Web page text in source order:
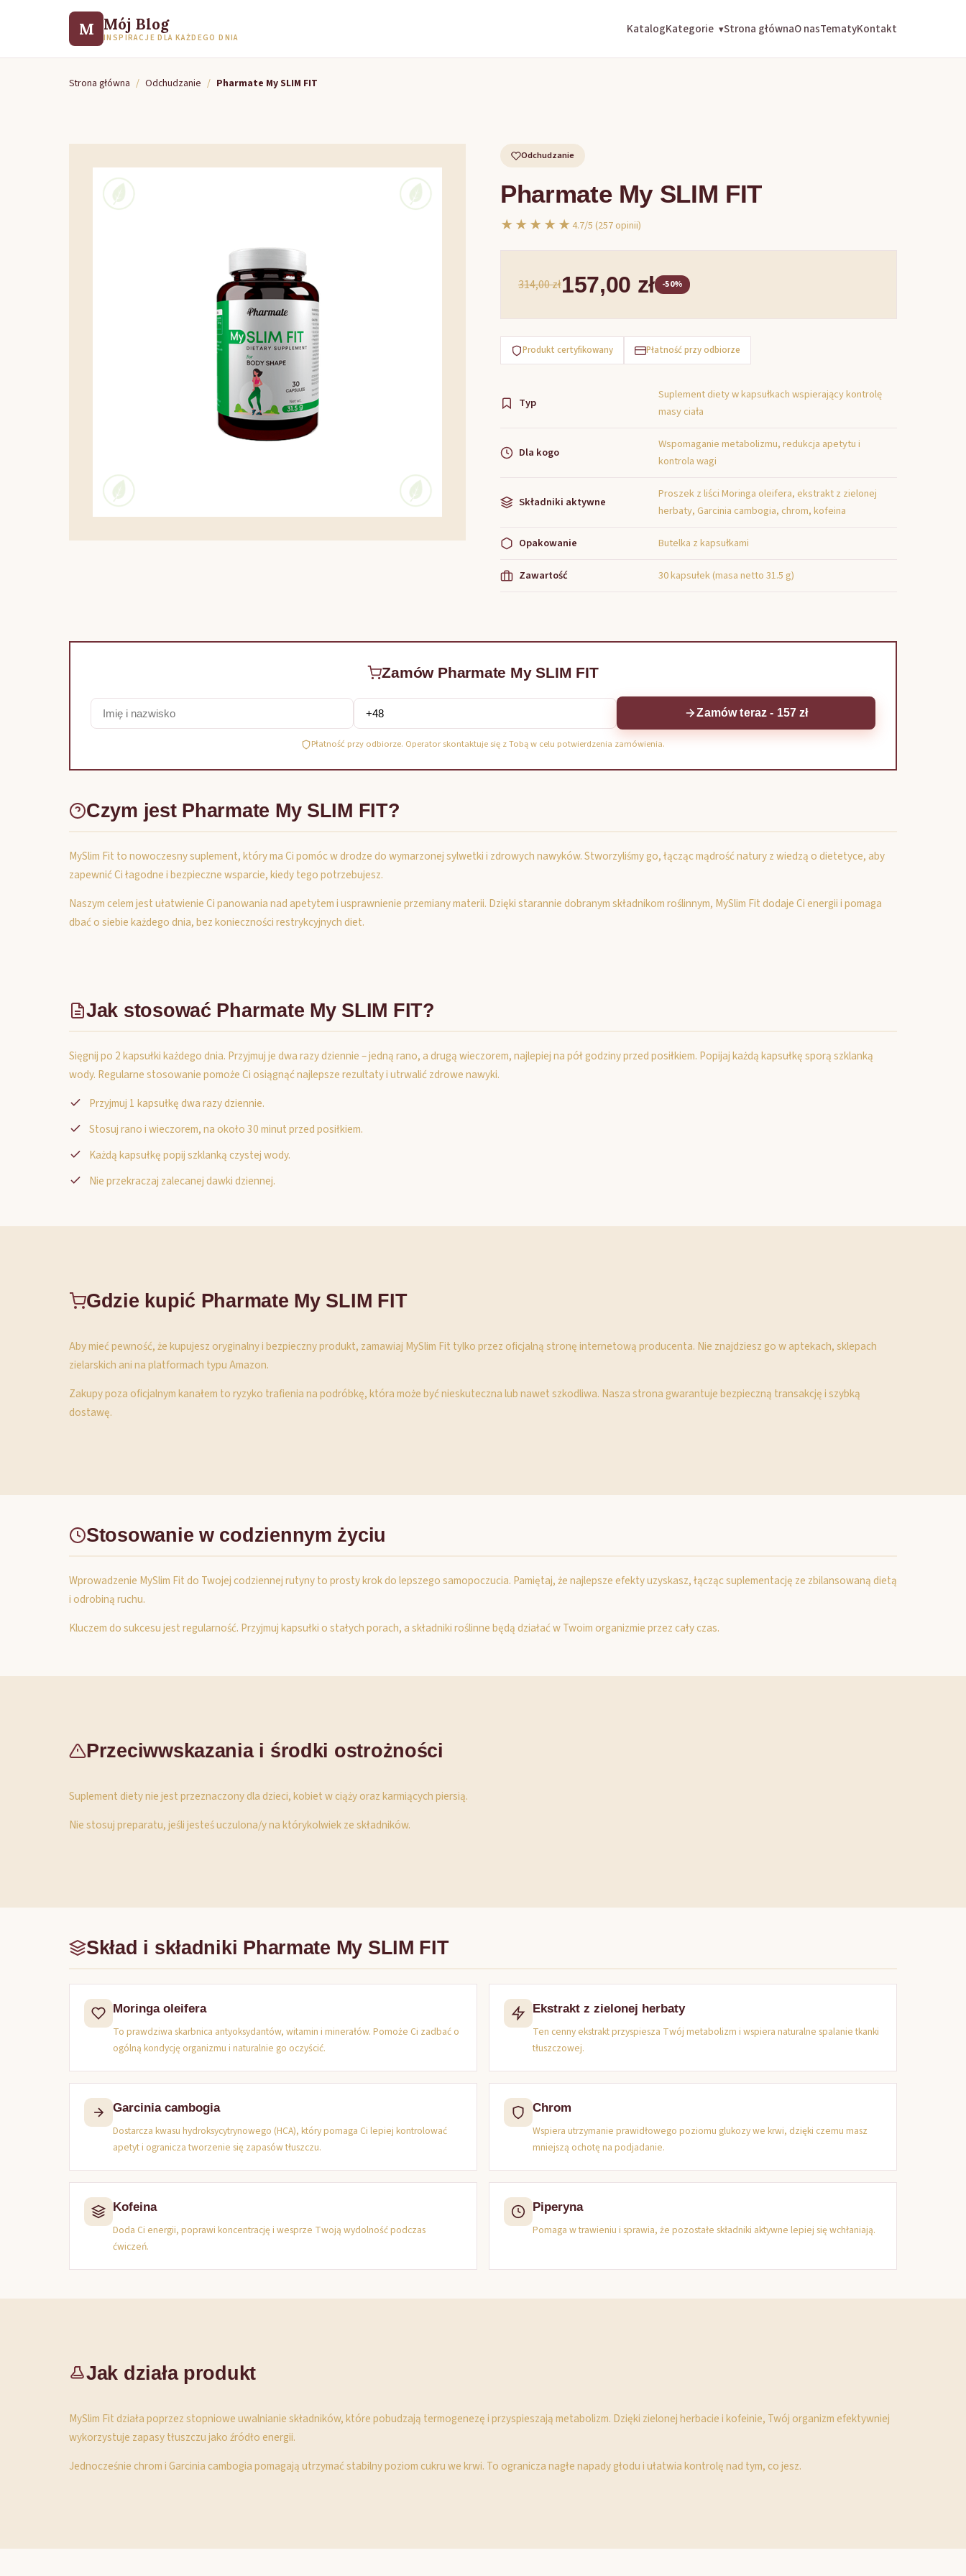
M Mój Blog
INSPIRACJE DLA KAŻDEGO DNIA
KatalogKategorie ▾Strona głównaO nasTematyKontakt
Strona główna / Odchudzanie / Pharmate My SLIM FIT
Odchudzanie
Pharmate My SLIM FIT
★★★★★4.7/5 (257 opinii)
314,00 zł157,00 zł -50%
Produkt certyfikowany Płatność przy odbiorze
Typ
Suplement diety w kapsułkach wspierający kontrolę
masy ciała
Dla kogo
Wspomaganie metabolizmu, redukcja apetytu i
kontrola wagi
Składniki aktywne
Proszek z liści Moringa oleifera, ekstrakt z zielonej
herbaty, Garcinia cambogia, chrom, kofeina
Opakowanie Butelka z kapsułkami
Zawartość 30 kapsułek (masa netto 31.5 g)
Zamów Pharmate My SLIM FIT
Zamów teraz - 157 zł
Płatność przy odbiorze. Operator skontaktuje się z Tobą w celu potwierdzenia zamówienia.
Czym jest Pharmate My SLIM FIT?
MySlim Fit to nowoczesny suplement, który ma Ci pomóc w drodze do wymarzonej sylwetki i zdrowych nawyków. Stworzyliśmy go, łącząc mądrość natury z wiedzą o dietetyce, aby
zapewnić Ci łagodne i bezpieczne wsparcie, kiedy tego potrzebujesz.
Naszym celem jest ułatwienie Ci panowania nad apetytem i usprawnienie przemiany materii. Dzięki starannie dobranym składnikom roślinnym, MySlim Fit dodaje Ci energii i pomaga
dbać o siebie każdego dnia, bez konieczności restrykcyjnych diet.
Jak stosować Pharmate My SLIM FIT?
Sięgnij po 2 kapsułki każdego dnia. Przyjmuj je dwa razy dziennie – jedną rano, a drugą wieczorem, najlepiej na pół godziny przed posiłkiem. Popijaj każdą kapsułkę sporą szklanką
wody. Regularne stosowanie pomoże Ci osiągnąć najlepsze rezultaty i utrwalić zdrowe nawyki.
Przyjmuj 1 kapsułkę dwa razy dziennie.
Stosuj rano i wieczorem, na około 30 minut przed posiłkiem.
Każdą kapsułkę popij szklanką czystej wody.
Nie przekraczaj zalecanej dawki dziennej.
Gdzie kupić Pharmate My SLIM FIT
Aby mieć pewność, że kupujesz oryginalny i bezpieczny produkt, zamawiaj MySlim Fit tylko przez oficjalną stronę internetową producenta. Nie znajdziesz go w aptekach, sklepach
zielarskich ani na platformach typu Amazon.
Zakupy poza oficjalnym kanałem to ryzyko trafienia na podróbkę, która może być nieskuteczna lub nawet szkodliwa. Nasza strona gwarantuje bezpieczną transakcję i szybką
dostawę.
Stosowanie w codziennym życiu
Wprowadzenie MySlim Fit do Twojej codziennej rutyny to prosty krok do lepszego samopoczucia. Pamiętaj, że najlepsze efekty uzyskasz, łącząc suplementację ze zbilansowaną dietą
i odrobiną ruchu.
Kluczem do sukcesu jest regularność. Przyjmuj kapsułki o stałych porach, a składniki roślinne będą działać w Twoim organizmie przez cały czas.
Przeciwwskazania i środki ostrożności
Suplement diety nie jest przeznaczony dla dzieci, kobiet w ciąży oraz karmiących piersią.
Nie stosuj preparatu, jeśli jesteś uczulona/y na którykolwiek ze składników.
Skład i składniki Pharmate My SLIM FIT
Moringa oleifera
To prawdziwa skarbnica antyoksydantów, witamin i minerałów. Pomoże Ci zadbać o
ogólną kondycję organizmu i naturalnie go oczyścić.
Ekstrakt z zielonej herbaty
Ten cenny ekstrakt przyspiesza Twój metabolizm i wspiera naturalne spalanie tkanki
tłuszczowej.
Garcinia cambogia
Dostarcza kwasu hydroksycytrynowego (HCA), który pomaga Ci lepiej kontrolować
apetyt i ogranicza tworzenie się zapasów tłuszczu.
Chrom
Wspiera utrzymanie prawidłowego poziomu glukozy we krwi, dzięki czemu masz
mniejszą ochotę na podjadanie.
Kofeina
Doda Ci energii, poprawi koncentrację i wesprze Twoją wydolność podczas
ćwiczeń.
Piperyna
Pomaga w trawieniu i sprawia, że pozostałe składniki aktywne lepiej się wchłaniają.
Jak działa produkt
MySlim Fit działa poprzez stopniowe uwalnianie składników, które pobudzają termogenezę i przyspieszają metabolizm. Dzięki zielonej herbacie i kofeinie, Twój organizm efektywniej
wykorzystuje zapasy tłuszczu jako źródło energii.
Jednocześnie chrom i Garcinia cambogia pomagają utrzymać stabilny poziom cukru we krwi. To ogranicza nagłe napady głodu i ułatwia kontrolę nad tym, co jesz.